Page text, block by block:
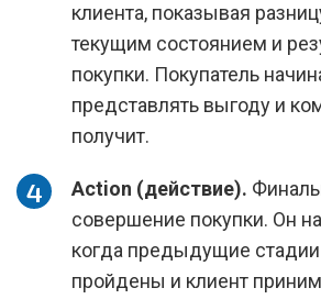
клиента, показывая
текущим состоянием и
покупки. Покупатель
представлять выгоду и
получит.
Action (действие).
совершение покупки. Он
когда предыдущие
пройдены и клиент